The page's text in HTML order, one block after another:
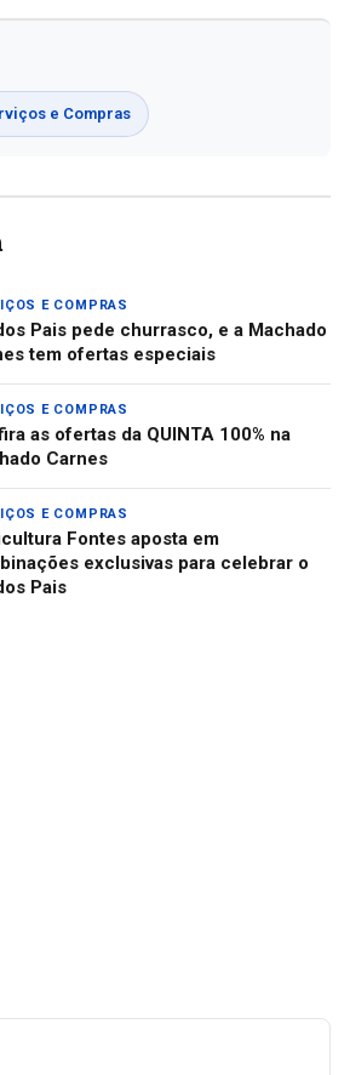
e Compras
E COMPRAS
Pais pede churrasco, e a Machado
tem ofertas especiais
E COMPRAS
as ofertas da QUINTA 100% na
Carnes
E COMPRAS
Fontes aposta em
exclusivas para celebrar o
Pais